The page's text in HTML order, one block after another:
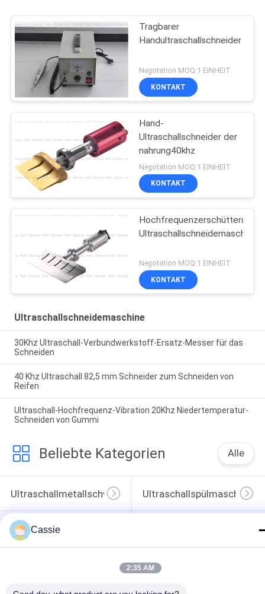
Tragbarer
Handultraschallschneider
Negotation MOQ:1 EINHEIT
KONTAKT
Hand-
Ultraschallschneider der
nahrung40khz
Negotation MOQ:1 EINHEIT
KONTAKT
Hochfrequenzerschütterungs-
Ultraschallschneidemaschine
Negotation MOQ:1 EINHEIT
KONTAKT
Ultraschallschneidemaschine
30Khz Ultraschall-Verbundwerkstoff-Ersatz-Messer für das
Schneiden
40 Khz Ultraschall 82,5 mm Schneider zum Schneiden von
Reifen
Ultraschall-Hochfrequenz-Vibration 20Khz Niedertemperatur-
Schneiden von Gummi
Beliebte Kategorien Alle
Ultraschallmetallschweißen Ultraschallspülmaschine
Ultraschallindiumbeschichtung
UltraschallschmelzbehandlungUltraschallmaschinelle
Cassie
2:35 AM